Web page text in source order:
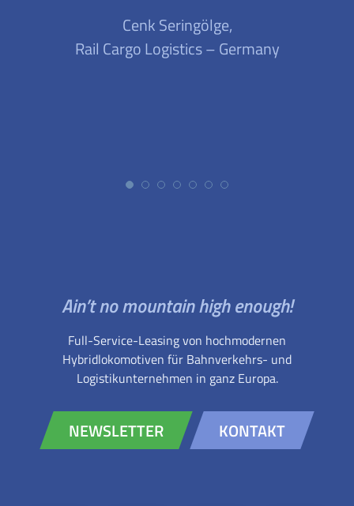
Cenk Seringölge,
Rail Cargo Logistics – Germany
Ain’t no mountain high enough!
Full-Service-Leasing von hochmodernen
Hybridlokomotiven für Bahnverkehrs- und
Logistikunternehmen in ganz Europa.
NEWSLETTER KONTAKT